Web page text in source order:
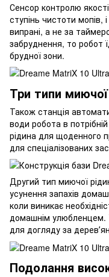
Сенсор контролю
ступінь чистоти
випрані, а не за
забруднення, то робот
брудної зони.
Три типи миючої
Також станція
води робота в
рідина для щоденного
для спеціалізованих
Другий тип миючої
усунення запахів
коли виникає
домашнім улюбленцем.
для догляду за
Подолання